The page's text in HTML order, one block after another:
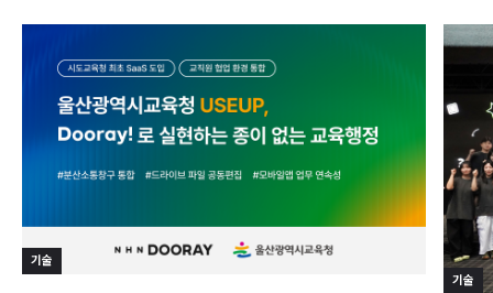
기술
기술